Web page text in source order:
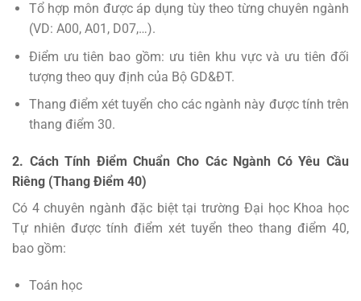
Tổ hợp môn được áp dụng tùy theo từng chuyên ngành
(VD: A00, A01, D07,…).
Điểm ưu tiên bao gồm: ưu tiên khu vực và ưu tiên đối
tượng theo quy định của Bộ GD&ĐT.
Thang điểm xét tuyển cho các ngành này được tính trên
thang điểm 30.
2. Cách Tính Điểm Chuẩn Cho Các Ngành Có Yêu Cầu
Riêng (Thang Điểm 40)
Có 4 chuyên ngành đặc biệt tại trường Đại học Khoa học
Tự nhiên được tính điểm xét tuyển theo thang điểm 40,
bao gồm:
Toán học